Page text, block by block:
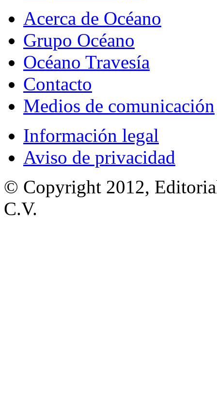
Acerca de Océano
Grupo Océano
Océano Travesía
Contacto
Medios de comunicación
Información legal
Aviso de privacidad
© Copyright 2012,
C.V.